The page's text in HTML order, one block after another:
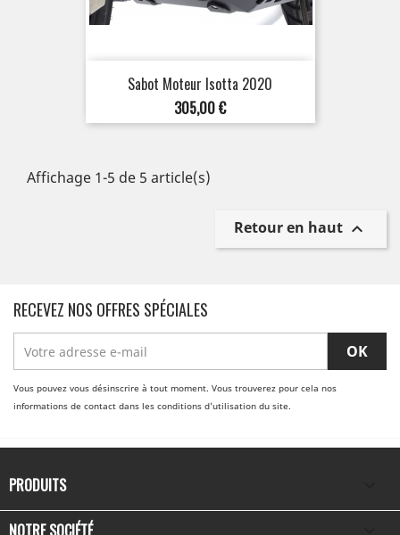
Sabot Moteur Isotta 2020
Prix
305,00 €
Affichage 1-5 de 5 article(s)
Retour en haut 
RECEVEZ NOS OFFRES SPÉCIALES
Vous pouvez vous désinscrire à tout moment. Vous trouverez pour cela nos
informations de contact dans les conditions d'utilisation du site.
PRODUITS
NOTRE SOCIÉTÉ